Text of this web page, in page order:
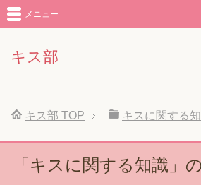
キス部
メニュー
キス部 TOP キスに関する
「キスに関する知識」